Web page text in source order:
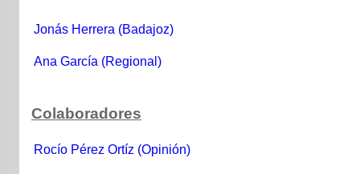
Jonás Herrera (Badajoz)
Ana García (Regional)
Colaboradores
Rocío Pérez Ortíz (Opinión)